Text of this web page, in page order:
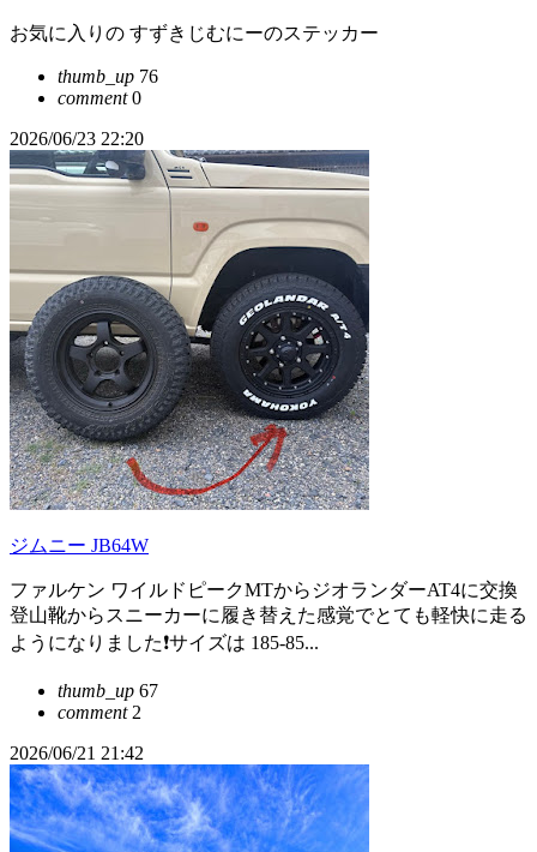
お気に入りの すずきじむにーのステッカー
thumb_up 76
comment0
2026/06/23 22:20
ジムニー JB64W
ファルケン ワイルドピークMTからジオランダーAT4に交換
登山靴からスニーカーに履き替えた感覚でとても軽快に走る
ようになりました❗サイズは 185-85...
thumb_up 67
comment2
2026/06/21 21:42